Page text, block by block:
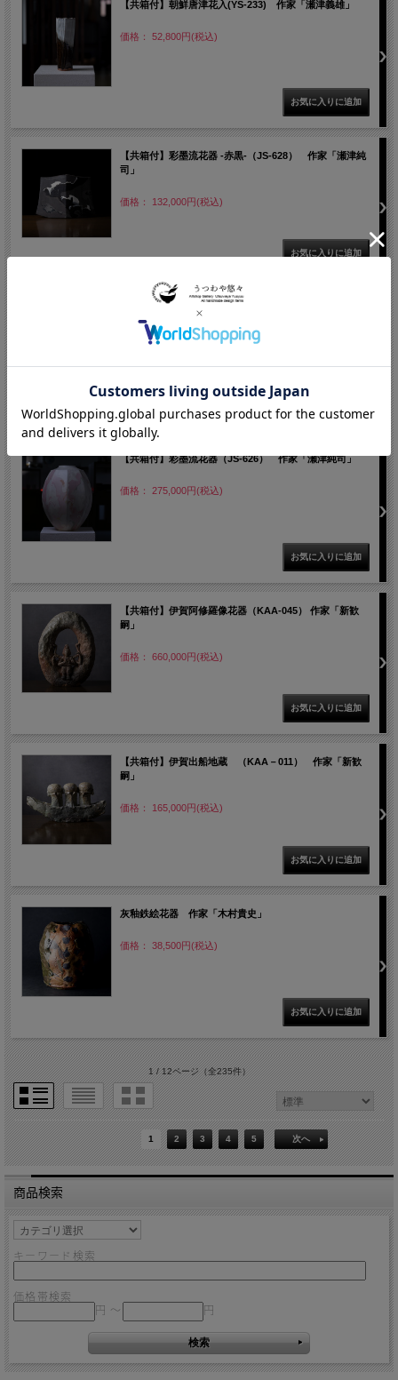
【共箱付】朝鮮唐津花入(YS-233) 作家「瀬津義雄」
価格： 52,800円(税込)
【共箱付】彩墨流花器 -赤黒-（JS-628） 作家「瀬津純
司」
価格： 132,000円(税込)
【共箱付】彩墨流花器（JS-627） 作家「瀬津純司」
価格： 220,000円(税込)
【共箱付】彩墨流花器（JS-626） 作家「瀬津純司」
価格： 275,000円(税込)
【共箱付】伊賀阿修羅像花器（KAA-045） 作家「新歓
嗣」
価格： 660,000円(税込)
【共箱付】伊賀出船地蔵 （KAA－011） 作家「新歓
嗣」
価格： 165,000円(税込)
灰釉鉄絵花器 作家「木村貴史」
価格： 38,500円(税込)
1 / 12ページ（全235件）
1 2 3 4 5 次へ
商品検索
キーワード検索
価格帯検索
円 ～
円